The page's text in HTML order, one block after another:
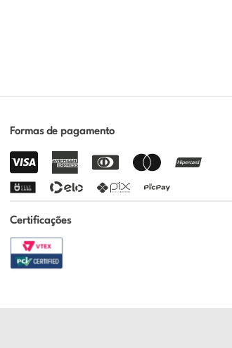
Formas de pagamento
Certificações